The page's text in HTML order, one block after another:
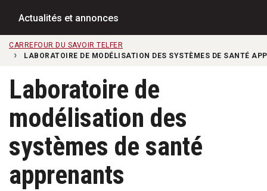
Actualités et annonces
CARREFOUR DU SAVOIR TELFER
LABORATOIRE DE MODÉLISATION DES SYSTÈMES DE SANTÉ
Laboratoire de
modélisation des
systèmes de santé
apprenants